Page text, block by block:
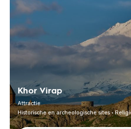
Khor Virap
Attractie
Historische en archeologische sites ·